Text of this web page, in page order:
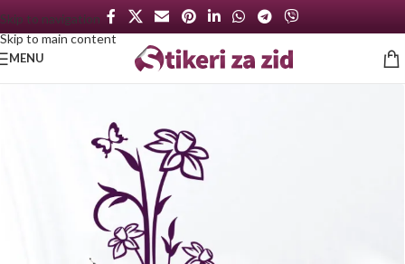
Skip to navigation
Skip to main content
MENU